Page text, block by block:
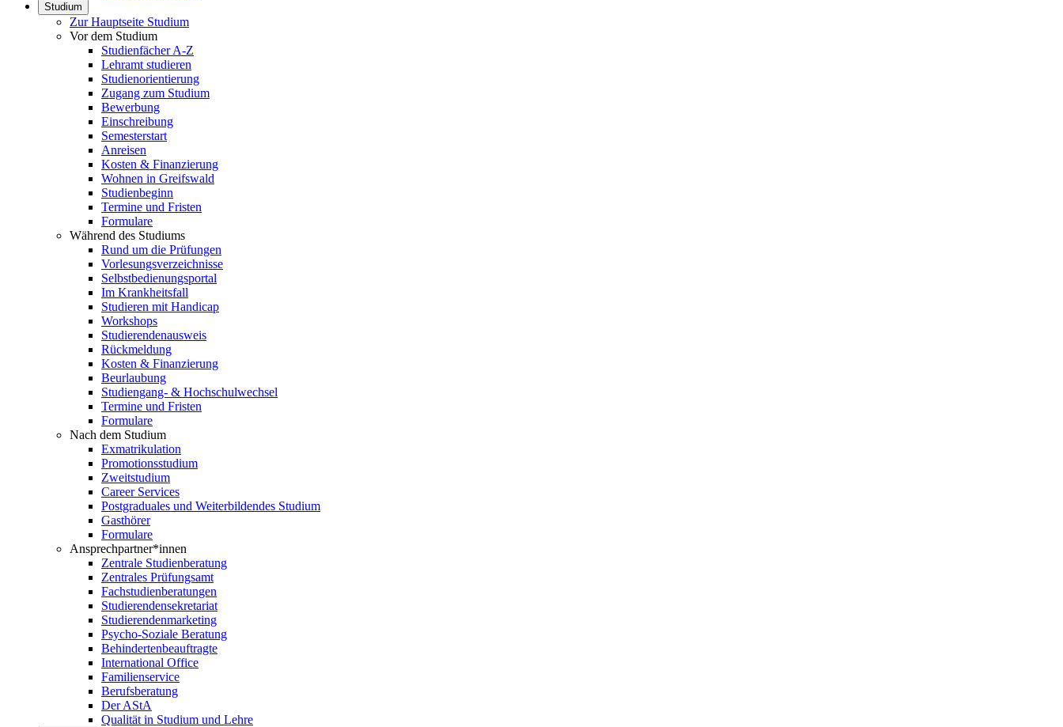
Studium
Zur Hauptseite Studium
Vor dem Studium
Studienfächer A-Z
Lehramt studieren
Studienorientierung
Zugang zum Studium
Bewerbung
Einschreibung
Semesterstart
Anreisen
Kosten & Finanzierung
Wohnen in Greifswald
Studienbeginn
Termine und Fristen
Formulare
Während des Studiums
Rund um die Prüfungen
Vorlesungsverzeichnisse
Selbstbedienungsportal
Im Krankheitsfall
Studieren mit Handicap
Workshops
Studierendenausweis
Rückmeldung
Kosten & Finanzierung
Beurlaubung
Studiengang- & Hochschulwechsel
Termine und Fristen
Formulare
Nach dem Studium
Exmatrikulation
Promotionsstudium
Zweitstudium
Career Services
Postgraduales und Weiterbildendes Studium
Gasthörer
Formulare
Ansprechpartner*innen
Zentrale Studienberatung
Zentrales Prüfungsamt
Fachstudienberatungen
Studierendensekretariat
Studierendenmarketing
Psycho-Soziale Beratung
Behindertenbeauftragte
International Office
Familienservice
Berufsberatung
Der AStA
Qualität in Studium und Lehre